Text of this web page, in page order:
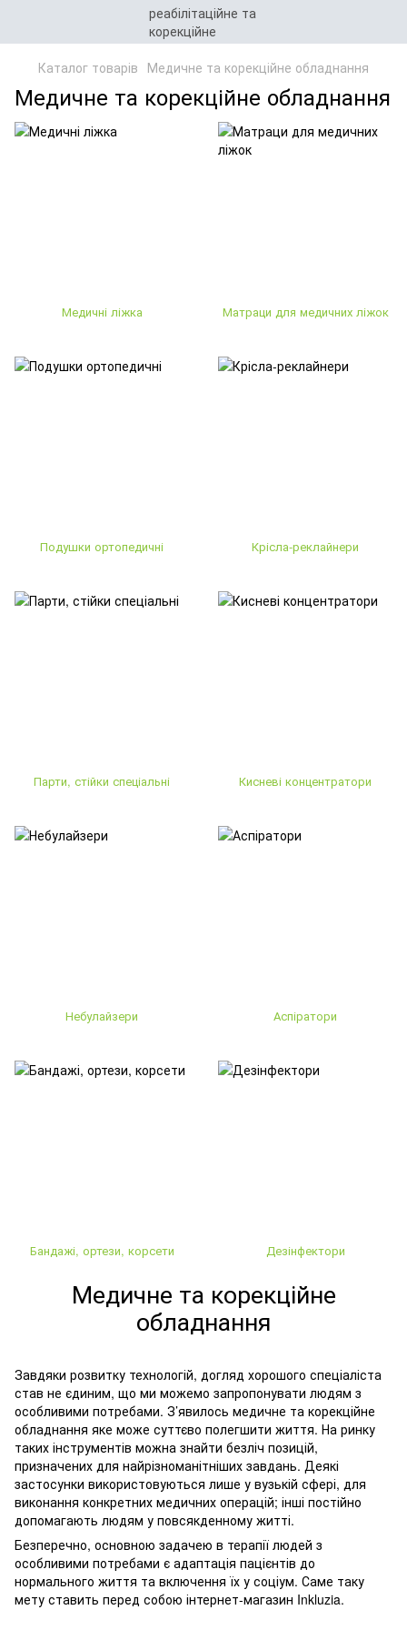
Каталог товарів Медичне та корекційне обладнання
Медичне та корекційне обладнання
Медичне та корекційне
обладнання
Завдяки розвитку технологій, догляд хорошого спеціаліста
став не єдиним, що ми можемо запропонувати людям з
особливими потребами. З’явилось медичне та корекційне
обладнання яке може суттєво полегшити життя. На ринку
таких інструментів можна знайти безліч позицій,
призначених для найрізноманітніших завдань. Деякі
застосунки використовуються лише у вузькій сфері, для
виконання конкретних медичних операцій; інші постійно
допомагають людям у повсякденному житті.
Безперечно, основною задачею в терапії людей з
особливими потребами є адаптація пацієнтів до
нормального життя та включення їх у соціум. Саме таку
мету ставить перед собою інтернет-магазин Inkluzia.
Медичні ліжка Матраци для медичних ліжок
Подушки ортопедичні Крісла-реклайнери
Парти, стійки спеціальні Кисневі концентратори
Небулайзери Аспіратори
Бандажі, ортези, корсети Дезінфектори